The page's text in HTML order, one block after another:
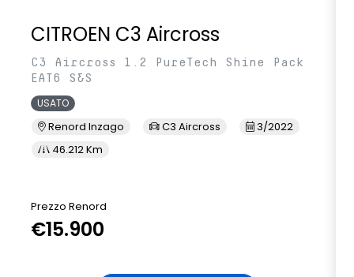
CITROEN C3 Aircross
C3 Aircross 1.2 PureTech Shine Pack
EAT6 S&S
USATO
Renord Inzago C3 Aircross
3/2022
46.212 Km
Prezzo Renord
€15.900